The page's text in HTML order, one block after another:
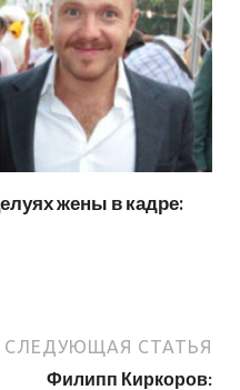
жены в кадре:
СЛЕДУЮЩАЯ СТАТЬЯ
Филипп Киркоров: